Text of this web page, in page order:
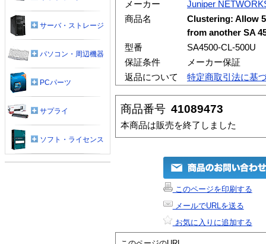
メーカー
Juniper
商品名
Clustering: Allow
from another SA
型番
SA4500-CL-500U
保証条件
メーカー保証
返品について
特定商取引法に基
商品番号 41089473
本商品は販売を終了しました
このページを印刷する
メールでURLを送る
お気に入りに追加する
サーバ・ストレージ
パソコン・周辺機器
PCパーツ
サプライ
ソフト・ライセンス